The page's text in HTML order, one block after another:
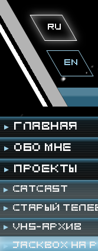
Главная
Обо мне
Проекты
Catcast
Старый
VHS-архив
Jackbox на
ru
en